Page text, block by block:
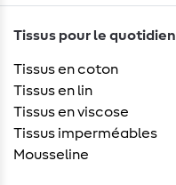
Tissus pour le quotidien
Tissus en coton
Tissus en lin
Tissus en viscose
Tissus imperméables
Mousseline